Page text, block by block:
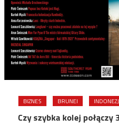
BIZNES BRUNEI
Czy szybka kolej połączy